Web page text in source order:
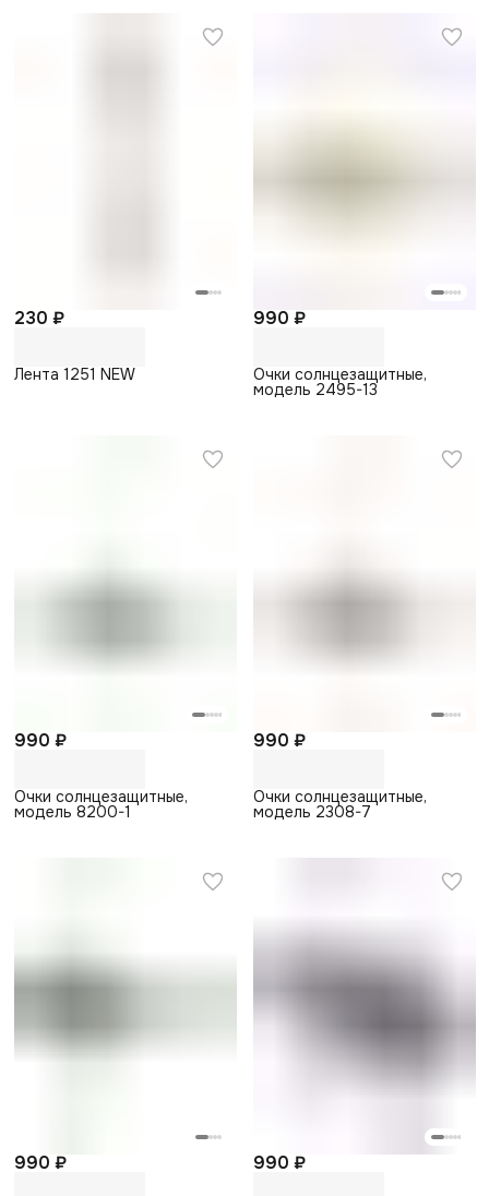
230 ₽
Лента 1251 NEW
990 ₽
Очки солнцезащитные,
модель 2495-13
990 ₽
Очки солнцезащитные,
модель 8200-1
990 ₽
Очки солнцезащитные,
модель 2308-7
990 ₽ 990 ₽